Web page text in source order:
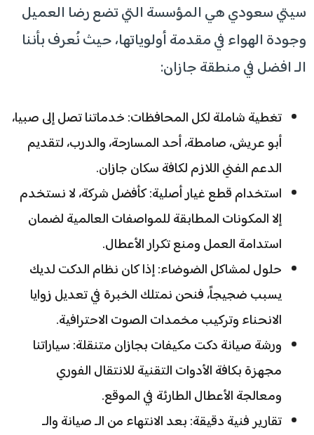
سيتي سعودي هي المؤسسة التي تضع رضا العميل
وجودة الهواء في مقدمة أولوياتها، حيث نُعرف بأننا
الـ افضل في منطقة جازان:
تغطية شاملة لكل المحافظات: خدماتنا تصل إلى صبيا،
أبو عريش، صامطة، أحد المسارحة، والدرب، لتقديم
الدعم الفني اللازم لكافة سكان جازان.
استخدام قطع غيار أصلية: كأفضل شركة، لا نستخدم
إلا المكونات المطابقة للمواصفات العالمية لضمان
استدامة العمل ومنع تكرار الأعطال.
حلول لمشاكل الضوضاء: إذا كان نظام الدكت لديك
يسبب ضجيجاً، فنحن نمتلك الخبرة في تعديل زوايا
الانحناء وتركيب مخمدات الصوت الاحترافية.
ورشة صيانة دكت مكيفات بجازان متنقلة: سياراتنا
مجهزة بكافة الأدوات التقنية للانتقال الفوري
ومعالجة الأعطال الطارئة في الموقع.
تقارير فنية دقيقة: بعد الانتهاء من الـ صيانة والـ